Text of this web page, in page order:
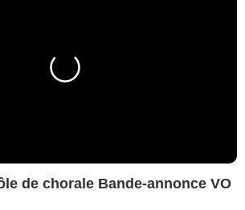
de chorale Bande-annonce VO